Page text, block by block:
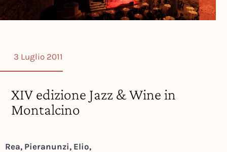
3 Luglio 2011
XIV edizione Jazz & Wine in
Montalcino
Rea, Pieranunzi, Elio,